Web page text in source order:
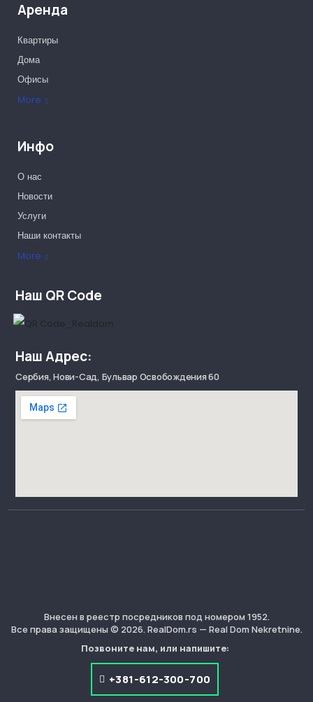
Аренда
More
Квартиры
Дома
Офисы
Инфо
More
О нас
Новости
Услуги
Наши контакты
Наши партнеры
Наш QR Code
Наш Адрес:
Сербия, Нови-Сад, Бульвар Освобождения 60
Внесен в реестр посредников под номером 1952.
Все права защищены © 2026. RealDom.rs — Real Dom Nekretnine.
Позвоните нам, или напишите:
+381-612-300-700